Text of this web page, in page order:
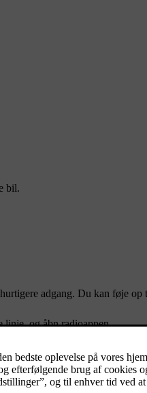
bil.
adgang. Du kan føje op
linje, og åbn radioappen.
vises på favoritlisten.